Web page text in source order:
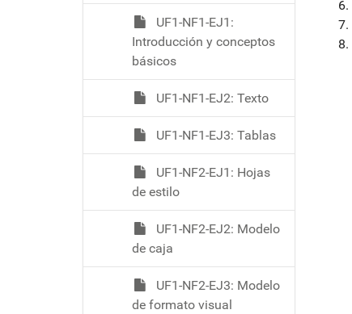
UF1-NF1-EJ1:
Introducción y conceptos
básicos
UF1-NF1-EJ2: Texto
UF1-NF1-EJ3: Tablas
UF1-NF2-EJ1: Hojas
de estilo
UF1-NF2-EJ2: Modelo
de caja
UF1-NF2-EJ3: Modelo
de formato visual